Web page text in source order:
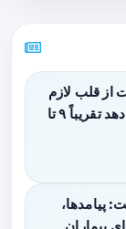
از قلب لازم
است؟ بررسی جدید نشان می‌دهد تقریباً ۹ تا
پیامدها،